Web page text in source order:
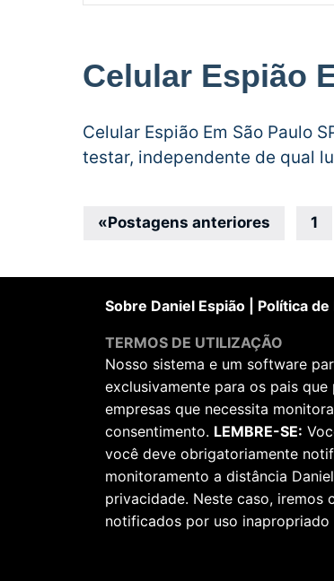
Celular Espião
Celular Espião Em São Paulo
testar, independente de qual
Navegação
posts
«Postagens anteriores 1
Sobre Daniel Espião Política de
TERMOS DE UTILIZAÇÃO
Nosso sistema e um software
exclusivamente para os pais
empresas que necessita
consentimento. LEMBRE-SE:
você deve obrigatoriamente
monitoramento a distância
privacidade. Neste caso, iremos
notificados por uso